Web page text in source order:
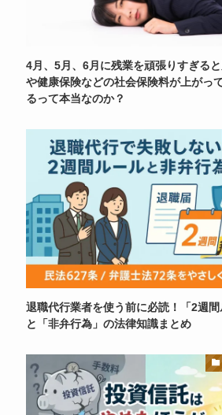
4月、5月、6月に残業を頑張りすぎる
や健康保険などの社会保険料が上がっ
るって本当なのか？
退職代行業者を使う前に必読！「2週間
と「非弁行為」の法律知識まとめ